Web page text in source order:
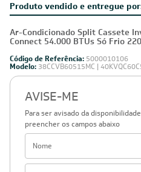
Produto vendido e entregue
Ar-Condicionado Split Cassete
Connect 54.000 BTUs Só Frio
Código de Referência: 5000010106
Modelo: 38CCVB60515MC |
AVISE-ME
Para ser avisado da
preencher os campos abaixo